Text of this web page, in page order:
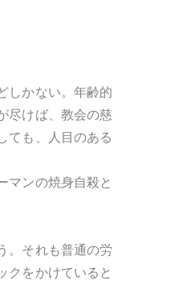
しかない。年齢的
尽けば、教会の慈
ても、人目のある
マンの焼身自殺と
。それも普通の労
クをかけていると